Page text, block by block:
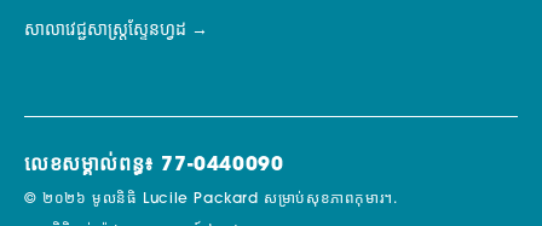
សាលាវេជ្ជសាស្ត្រស្ទែនហ្វដ
លេខសម្គាល់ពន្ធ៖ 77-0440090
© ២០២៦ មូលនិធិ Lucile Packard សម្រាប់សុខភាពកុមារ។.